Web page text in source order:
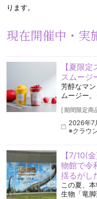
ります。
現在開催中・実
【夏限
スムージ
芳醇なマ
ムージー
[期間限定商
2026年7
※クラウ
【7/10(
物館で令
揺るがし
この夏、
生物「竜脚